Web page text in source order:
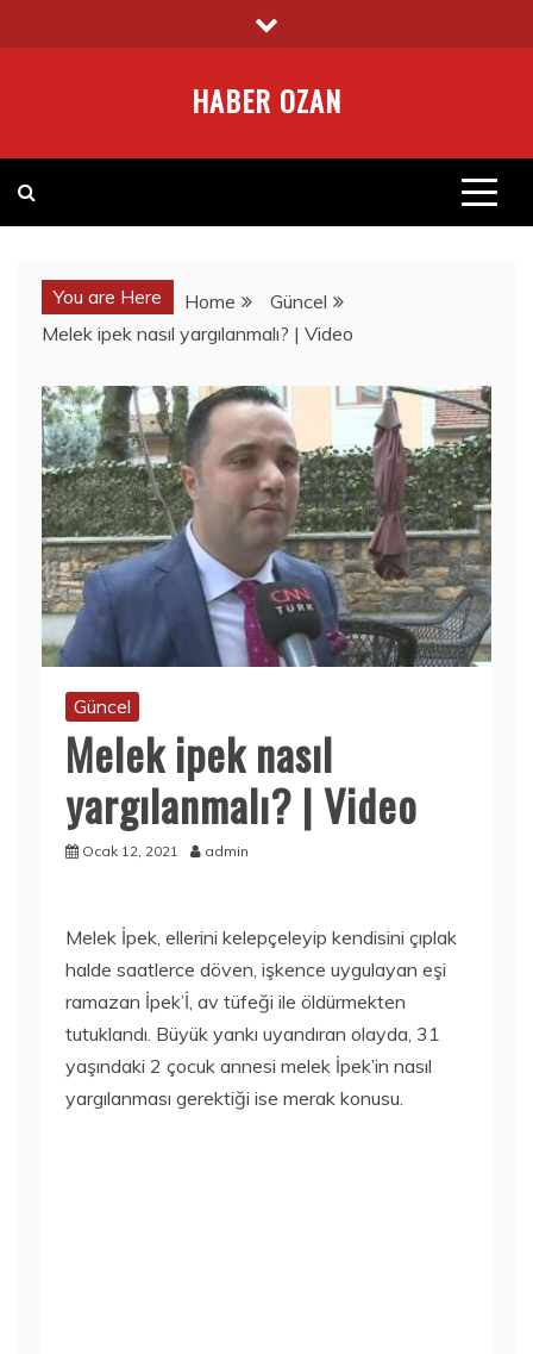
to
HABER OZAN
You are Here Home
Güncel
Melek ipek nasıl yargılanmalı? | Video
Güncel
Melek ipek nasıl
yargılanmalı? | Video
Ocak 12, 2021 admin
Melek İpek, ellerini kelepçeleyip kendisini çıplak
halde saatlerce döven, işkence uygulayan eşi
ramazan İpek’İ, av tüfeği ile öldürmekten
tutuklandı. Büyük yankı uyandıran olayda, 31
yaşındaki 2 çocuk annesi melek İpek’in nasıl
yargılanması gerektiği ise merak konusu.